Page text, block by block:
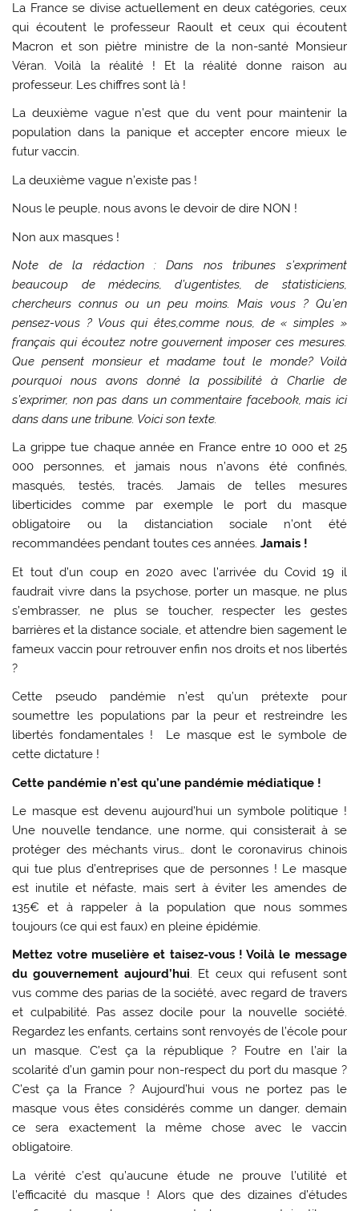
La France se divise actuellement en deux catégories, ceux
qui écoutent le professeur Raoult et ceux qui écoutent
Macron et son piètre ministre de la non-santé Monsieur
Véran. Voilà la réalité ! Et la réalité donne raison au
professeur. Les chiffres sont là !
La deuxième vague n’est que du vent pour maintenir la
population dans la panique et accepter encore mieux le
futur vaccin.
La deuxième vague n’existe pas !
Nous le peuple, nous avons le devoir de dire NON !
Non aux masques !
Note de la rédaction : Dans nos tribunes s’expriment
beaucoup de médecins, d’ugentistes, de statisticiens,
chercheurs connus ou un peu moins. Mais vous ? Qu’en
pensez-vous ? Vous qui êtes,comme nous, de « simples »
français qui écoutez notre gouvernent imposer ces mesures.
Que pensent monsieur et madame tout le monde? Voilà
pourquoi nous avons donné la possibilité à Charlie de
s’exprimer, non pas dans un commentaire facebook, mais ici
dans dans une tribune. Voici son texte.
La grippe tue chaque année en France entre 10 000 et 25
000 personnes, et jamais nous n’avons été confinés,
masqués, testés, tracés. Jamais de telles mesures
liberticides comme par exemple le port du masque
obligatoire ou la distanciation sociale n’ont été
recommandées pendant toutes ces années.Jamais !
Et tout d’un coup en 2020 avec l’arrivée du Covid 19 il
faudrait vivre dans la psychose, porter un masque, ne plus
s’embrasser, ne plus se toucher, respecter les gestes
barrières et la distance sociale, et attendre bien sagement le
fameux vaccin pour retrouver enfin nos droits et nos libertés
?
Cette pseudo pandémie n’est qu’un prétexte pour
soumettre les populations par la peur et restreindre les
libertés fondamentales ! Le masque est le symbole de
cette dictature !
Cette pandémie n’est qu’une pandémie médiatique !
Le masque est devenu aujourd’hui un symbole politique !
Une nouvelle tendance, une norme, qui consisterait à se
protéger des méchants virus… dont le coronavirus chinois
qui tue plus d’entreprises que de personnes ! Le masque
est inutile et néfaste, mais sert à éviter les amendes de
135€ et à rappeler à la population que nous sommes
toujours (ce qui est faux) en pleine épidémie.
Mettez votre muselière et taisez-vous ! Voilà le message
du gouvernement aujourd’hui. Et ceux qui refusent sont
vus comme des parias de la société, avec regard de travers
et culpabilité. Pas assez docile pour la nouvelle société.
Regardez les enfants, certains sont renvoyés de l’école pour
un masque. C’est ça la république ? Foutre en l’air la
scolarité d’un gamin pour non-respect du port du masque ?
C’est ça la France ? Aujourd’hui vous ne portez pas le
masque vous êtes considérés comme un danger, demain
ce sera exactement la même chose avec le vaccin
obligatoire.
La vérité c’est qu’aucune étude ne prouve l’utilité et
l’efficacité du masque ! Alors que des dizaines d’études